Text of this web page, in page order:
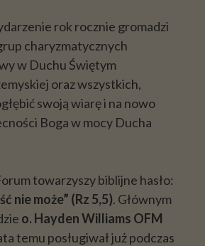
rok rocznie gromadzi
charyzmatycznych
w Duchu Świętym
oraz wszystkich,
swoją wiarę i na nowo
Boga w mocy Ducha
towarzyszy biblijne hasło:
nie może” (Rz 5,5). Głównym
o. Hayden Williams OFM
temu posługiwał już podczas